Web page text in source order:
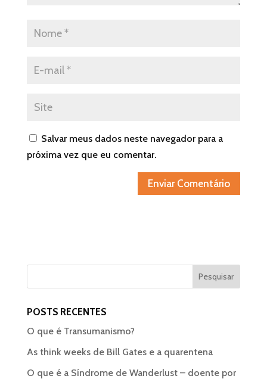
Salvar meus dados neste navegador para a
próxima vez que eu comentar.
POSTS RECENTES
O que é Transumanismo?
As think weeks de Bill Gates e a quarentena
O que é a Síndrome de Wanderlust – doente por